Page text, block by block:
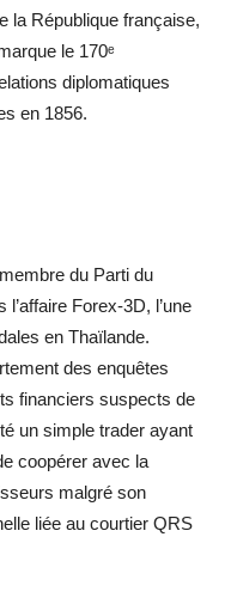
la République française,
le 170ᵉ
diplomatiques
en 1856.
du Parti du
Forex-3D, l’une
en Thaïlande.
des enquêtes
financiers suspects de
un simple trader ayant
coopérer avec la
malgré son
liée au courtier QRS